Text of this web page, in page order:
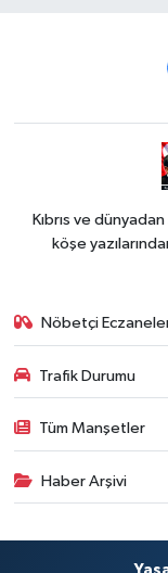
Kıbrıs ve
köşe
Nöbetçi
Trafik Durumu
Tüm Manşetler
Haber Arşivi